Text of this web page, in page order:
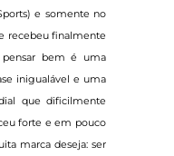
e somente no
recebeu finalmente
bem é uma
inigualável e uma
que dificilmente
forte e em pouco
marca deseja: ser